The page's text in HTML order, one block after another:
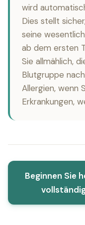
wird
Dies stellt
seine
ab dem ersten
Sie allmählich,
Blutgruppe
Allergien, wenn
Erkrankungen,
Beginnen Sie